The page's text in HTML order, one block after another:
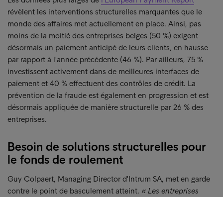
révèlent les interventions structurelles marquantes que le
monde des affaires met actuellement en place. Ainsi, pas
moins de la moitié des entreprises belges (50 %) exigent
désormais un paiement anticipé de leurs clients, en hausse
par rapport à l'année précédente (46 %). Par ailleurs, 75 %
investissent activement dans de meilleures interfaces de
paiement et 40 % effectuent des contrôles de crédit. La
prévention de la fraude est également en progression et est
désormais appliquée de manière structurelle par 26 % des
entreprises.
Besoin de solutions structurelles pour
le fonds de roulement
Guy Colpaert, Managing Director d'Intrum SA, met en garde
contre le point de basculement atteint. « Les entreprises